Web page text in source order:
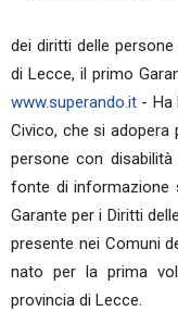
dei diritti delle
di Lecce, il primo
www.superando.it - Ha
Civico, che si adopera
persone con
fonte di informazione
Garante per i Diritti
presente nei Comuni
nato per la prima
provincia di Lecce.